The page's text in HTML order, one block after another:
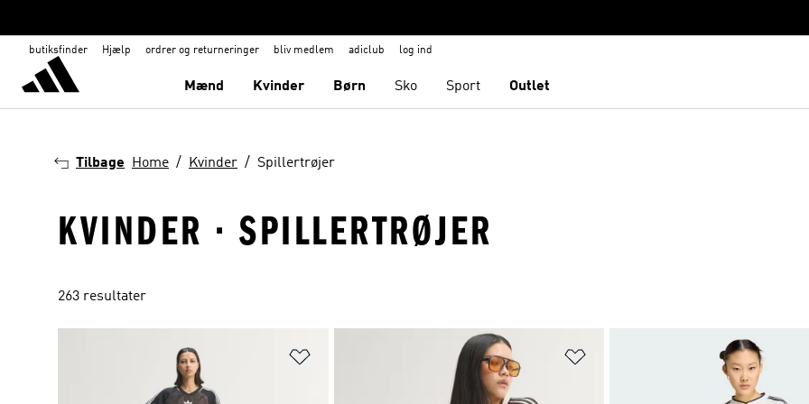
butiksfinder Hjælp ordrer og returneringer bliv medlem adiclub log ind
Mænd Kvinder Børn Sko Sport Outlet
Tilbage Home Kvinder Spillertrøjer
KVINDER · SPILLERTRØJER
263 resultater